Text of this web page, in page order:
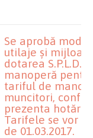
Se aprobă
utilaje şi
dotarea
manoperă
tariful de
muncitori,
prezenta
Tarifele se vor
de 01.03.2017.